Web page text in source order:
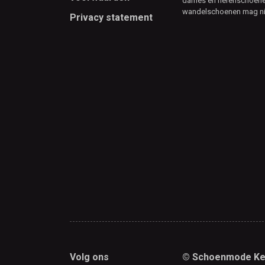
Privacy statement
wandelschoenen mag
Volg ons © Schoenmode